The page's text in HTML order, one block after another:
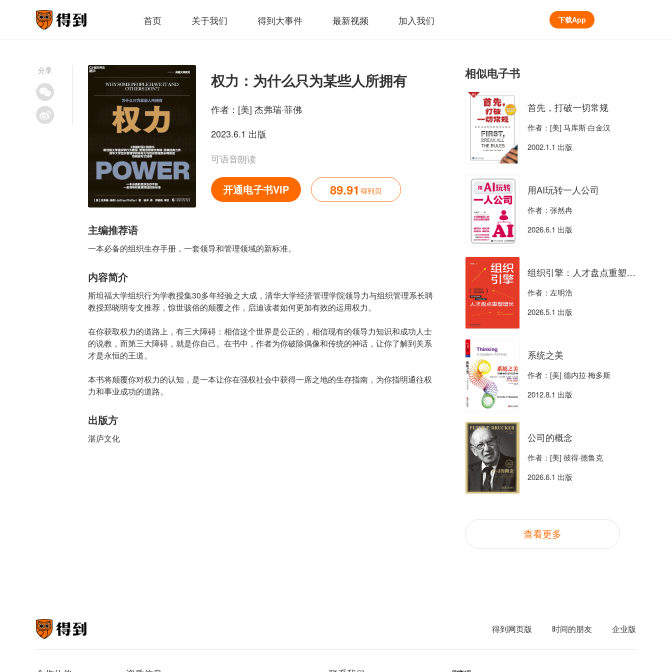
首页 关于我们 得到大事件 最新视频 加入我们 下载App
分享
权力：为什么只为某些人所拥有
作者： [美] 杰弗瑞·菲佛
2023.6.1 出版
可语音朗读
开通电子书VIP 89.91 得到贝
主编推荐语
一本必备的组织生存手册，一套领导和管理领域的新标准。
内容简介
斯坦福大学组织行为学教授集30多年经验之大成，清华大学经济管理学院领导力与组织管理系长聘
教授郑晓明专文推荐，惊世骇俗的颠覆之作，启迪读者如何更加有效的运用权力。
在你获取权力的道路上，有三大障碍：相信这个世界是公正的，相信现有的领导力知识和成功人士
的说教，而第三大障碍，就是你自己。在书中，作者为你破除偶像和传统的神话，让你了解到关系
才是永恒的王道。
本书将颠覆你对权力的认知，是一本让你在强权社会中获得一席之地的生存指南，为你指明通往权
力和事业成功的道路。
出版方
湛庐文化
相似电子书
首先，打破一切常规
作者：[美] 马库斯·白金汉
2002.1.1 出版
用AI玩转一人公司
作者：张然冉
2026.6.1 出版
组织引擎：人才盘点重塑增长
作者：左明浩
2026.5.1 出版
系统之美
作者：[美] 德内拉·梅多斯
2012.8.1 出版
公司的概念
作者：[美] 彼得·德鲁克
2026.6.1 出版
查看更多
得到网页版 时间的朋友 企业版